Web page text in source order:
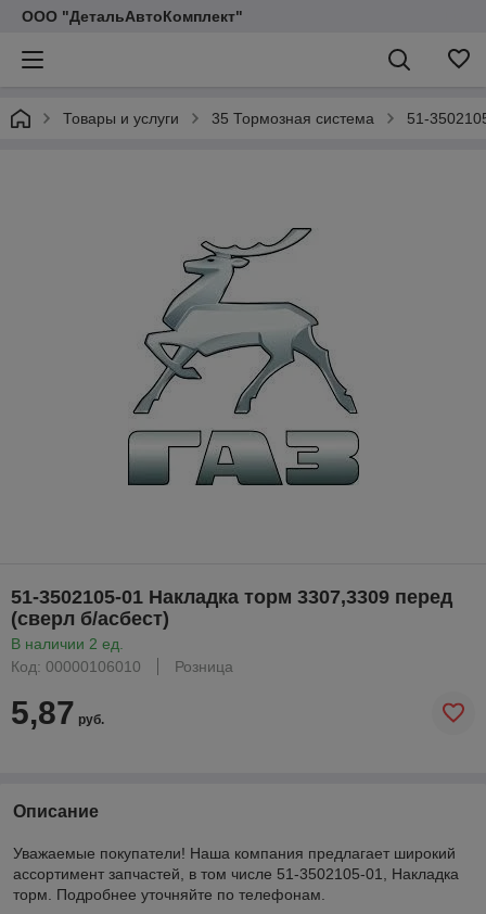
ООО "ДетальАвтоКомплект"
Товары и услуги 35 Тормозная система 51-
51-3502105-01 Накладка торм 3307,3309 перед
(сверл б/асбест)
В наличии 2 ед.
Код: 00000106010
Розница
5,87 руб.
Описание
Уважаемые покупатели! Наша компания предлагает широкий
ассортимент запчастей, в том числе 51-3502105-01, Накладка
торм. Подробнее уточняйте по телефонам.